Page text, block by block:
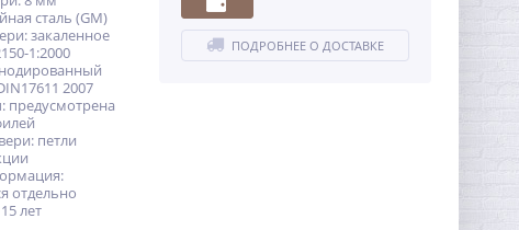
сталь (GM)
закаленное
1:2000
2007
предусмотрена
петли
отдельно
лет
ПОДРОБНЕЕ О ДОСТАВКЕ